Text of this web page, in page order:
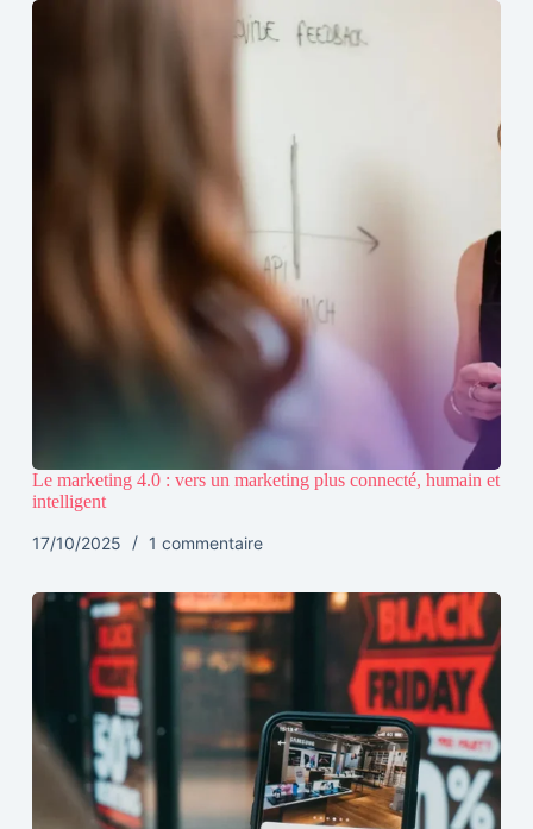
Le marketing 4.0 : vers un marketing plus connecté, humain et
intelligent
17/10/2025 1 commentaire